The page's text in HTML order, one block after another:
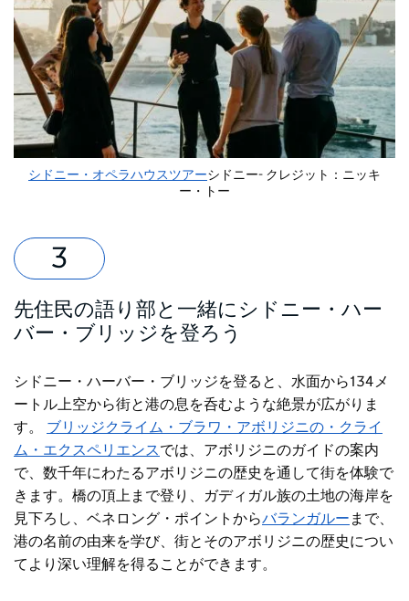
シドニー・オペラハウスツアーシドニー- クレジット：ニッキ
ー・トー
先住民の語り部と一緒にシドニー・ハー
バー・ブリッジを登ろう
シドニー・ハーバー・ブリッジを登ると、水面から134メ
ートル上空から街と港の息を呑むような絶景が広がりま
す。
ブリッジクライム・ブラワ・アボリジニの・クライ
ム・エクスペリエンスでは 、アボリジニのガイドの案内
で、数千年にわたるアボリジニの歴史を通して街を体験で
きます。橋の頂上まで登り、ガディガル族の土地の海岸を
見下ろし、ベネロング・ポイントからバランガルー まで、
港の名前の由来を学び、街とそのアボリジニの歴史につい
てより深い理解を得ることができます。